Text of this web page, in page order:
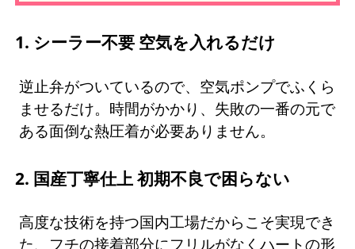
1. シーラー不要 空気を入れるだけ
逆止弁がついているので、空気ポンプでふくら
ませるだけ。時間がかかり、失敗の一番の元で
ある面倒な熱圧着が必要ありません。
2. 国産丁寧仕上 初期不良で困らない
高度な技術を持つ国内工場だからこそ実現でき
た、フチの接着部分にフリルがなくハートの形